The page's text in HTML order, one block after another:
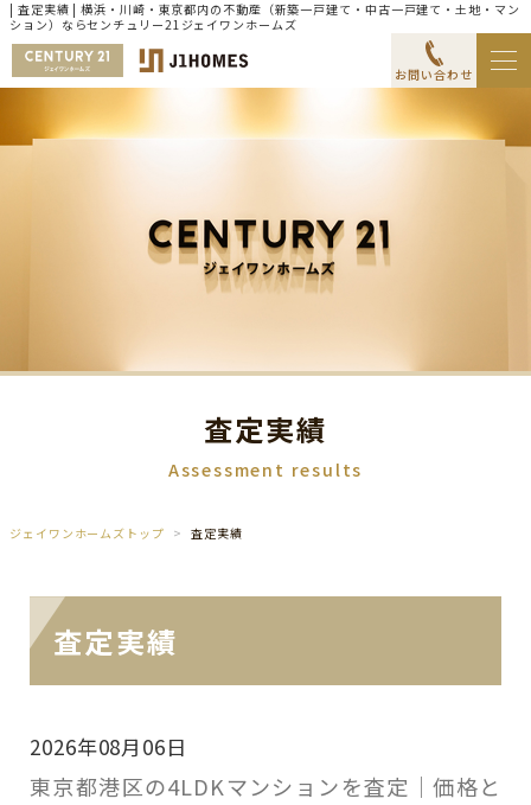
| 査定実績 | 横浜・川崎・東京都内の不動産（新築一戸建て・中古一戸建て・土地・マン
ション）ならセンチュリー21ジェイワンホームズ
お問い合わせ
査定実績
Assessment results
ジェイワンホームズトップ 査定実績
査定実績
2026年08月06日
東京都港区の4LDKマンションを査定｜価格と